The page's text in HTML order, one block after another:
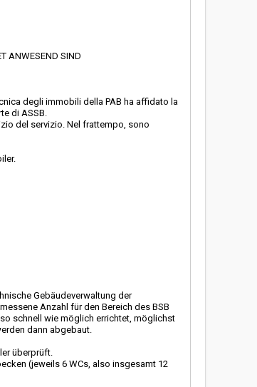
ANWESEND SIND
degli immobili della PAB ha affidato la
di ASSB.
del servizio. Nel frattempo, sono
Gebäudeverwaltung der
Anzahl für den Bereich des BSB
schnell wie möglich errichtet, möglichst
dann abgebaut.
überprüft.
(jeweils 6 WCs, also insgesamt 12